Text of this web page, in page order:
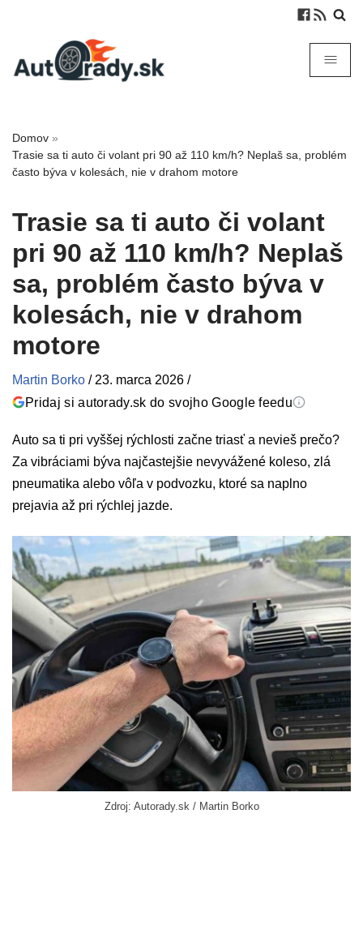
Domov »
Trasie sa ti auto či volant pri 90 až 110 km/h? Neplaš sa, problém
často býva v kolesách, nie v drahom motore
Trasie sa ti auto či volant
pri 90 až 110 km/h? Neplaš
sa, problém často býva v
kolesách, nie v drahom
motore
Martin Borko / 23. marca 2026 /
Pridaj si autorady.sk do svojho Google feedu
Auto sa ti pri vyššej rýchlosti začne triasť a nevieš prečo?
Za vibráciami býva najčastejšie nevyvážené koleso, zlá
pneumatika alebo vôľa v podvozku, ktoré sa naplno
prejavia až pri rýchlej jazde.
Zdroj: Autorady.sk / Martin Borko